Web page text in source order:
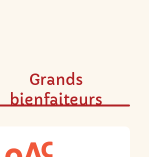
Grands
bienfaiteurs